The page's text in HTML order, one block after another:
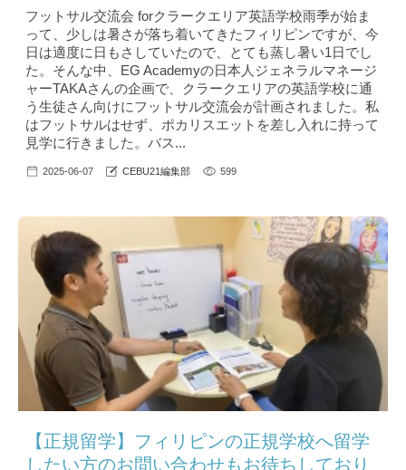
フットサル交流会 forクラークエリア英語学校雨季が始ま
って、少しは暑さが落ち着いてきたフィリピンですが、今
日は適度に日もさしていたので、とても蒸し暑い1日でし
た。そんな中、EG Academyの日本人ジェネラルマネージ
ャーTAKAさんの企画で、クラークエリアの英語学校に通
う生徒さん向けにフットサル交流会が計画されました。私
はフットサルはせず、ポカリスエットを差し入れに持って
見学に行きました。バス...
2025-06-07 CEBU21編集部 599
【正規留学】フィリピンの正規学校へ留学
したい方のお問い合わせもお待ちしており